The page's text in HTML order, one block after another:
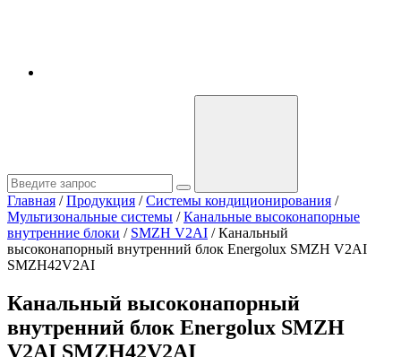
Главная / Продукция / Системы кондиционирования /
Мультизональные системы / Канальные высоконапорные
внутренние блоки / SMZH V2AI /Канальный
высоконапорный внутренний блок Energolux SMZH V2AI
SMZH42V2AI
Канальный высоконапорный
внутренний блок Energolux SMZH
V2AI SMZH42V2AI